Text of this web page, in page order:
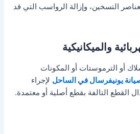
لعناصر التسخين، وإزالة الرواسب التي قد
والميكانيكية
أو الترموستات أو المكونات
يونيفرسال في الساحل لإجراء
القطع التالفة بقطع أصلية أو معتمدة.